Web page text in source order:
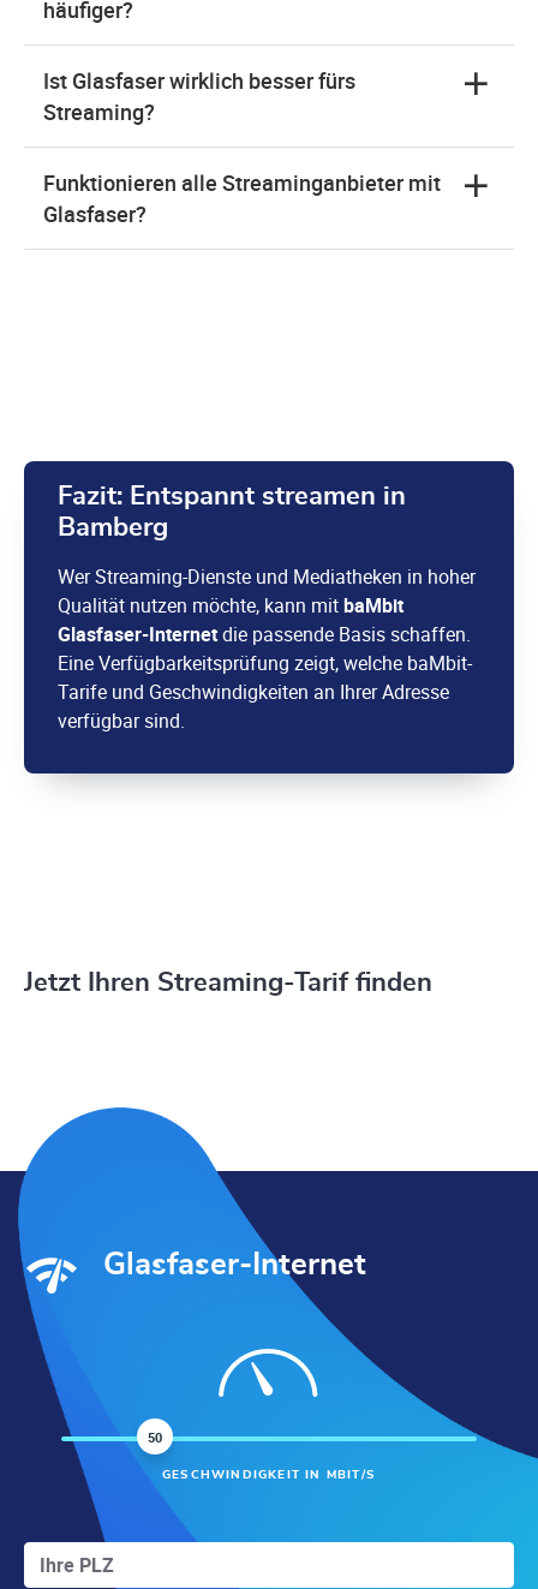
häufiger?
Ist Glasfaser wirklich besser fürs
Streaming?
Funktionieren alle Streaminganbieter mit
Glasfaser?
Fazit: Entspannt streamen in
Bamberg
Wer Streaming-Dienste und Mediatheken in hoher
Qualität nutzen möchte, kann mitbaMbit
Glasfaser-Internetdie passende Basis schaffen.
Eine Verfügbarkeitsprüfung zeigt, welche baMbit-
Tarife und Geschwindigkeiten an Ihrer Adresse
verfügbar sind.
Jetzt Ihren Streaming-Tarif finden
Glasfaser-Internet
50
GESCHWINDIGKEIT IN MBIT/S